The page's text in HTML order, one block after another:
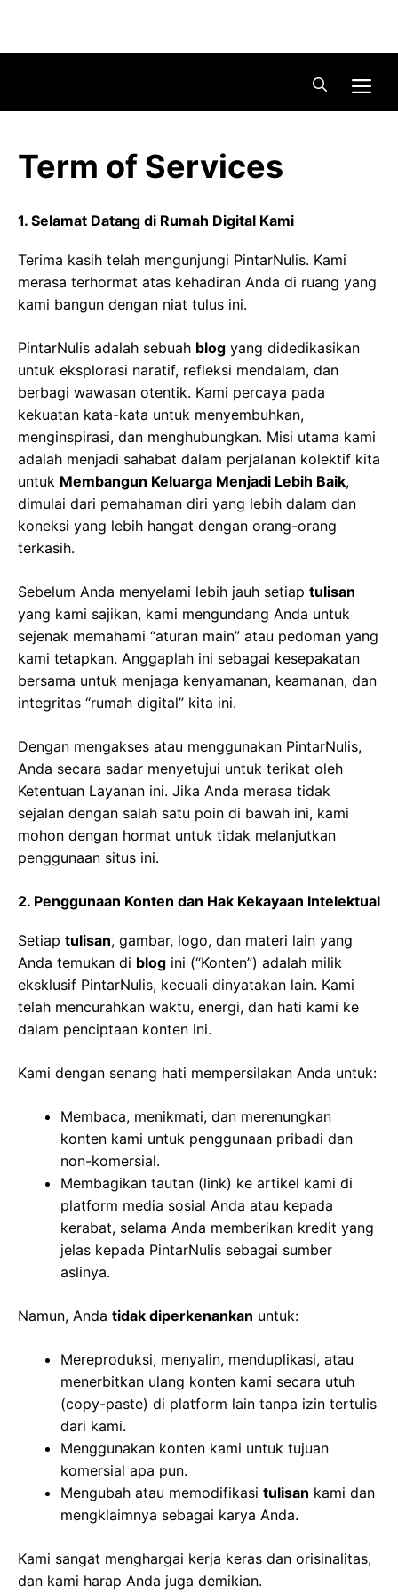
content
Term of Services
1. Selamat Datang di Rumah Digital Kami
Terima kasih telah mengunjungi PintarNulis. Kami
merasa terhormat atas kehadiran Anda di ruang yang
kami bangun dengan niat tulus ini.
PintarNulis adalah sebuah blog yang didedikasikan
untuk eksplorasi naratif, refleksi mendalam, dan
berbagi wawasan otentik. Kami percaya pada
kekuatan kata-kata untuk menyembuhkan,
menginspirasi, dan menghubungkan. Misi utama kami
adalah menjadi sahabat dalam perjalanan kolektif kita
untuk Membangun Keluarga Menjadi Lebih Baik,
dimulai dari pemahaman diri yang lebih dalam dan
koneksi yang lebih hangat dengan orang-orang
terkasih.
Sebelum Anda menyelami lebih jauh setiap tulisan
yang kami sajikan, kami mengundang Anda untuk
sejenak memahami “aturan main” atau pedoman yang
kami tetapkan. Anggaplah ini sebagai kesepakatan
bersama untuk menjaga kenyamanan, keamanan, dan
integritas “rumah digital” kita ini.
Dengan mengakses atau menggunakan PintarNulis,
Anda secara sadar menyetujui untuk terikat oleh
Ketentuan Layanan ini. Jika Anda merasa tidak
sejalan dengan salah satu poin di bawah ini, kami
mohon dengan hormat untuk tidak melanjutkan
penggunaan situs ini.
2. Penggunaan Konten dan Hak Kekayaan Intelektual
Setiap tulisan, gambar, logo, dan materi lain yang
Anda temukan di blog ini (“Konten”) adalah milik
eksklusif PintarNulis, kecuali dinyatakan lain. Kami
telah mencurahkan waktu, energi, dan hati kami ke
dalam penciptaan konten ini.
Kami dengan senang hati mempersilakan Anda untuk:
Membaca, menikmati, dan merenungkan
konten kami untuk penggunaan pribadi dan
non-komersial.
Membagikan tautan (link) ke artikel kami di
platform media sosial Anda atau kepada
kerabat, selama Anda memberikan kredit yang
jelas kepada PintarNulis sebagai sumber
aslinya.
Namun, Anda tidak diperkenankan untuk:
Mereproduksi, menyalin, menduplikasi, atau
menerbitkan ulang konten kami secara utuh
(copy-paste) di platform lain tanpa izin tertulis
dari kami.
Menggunakan konten kami untuk tujuan
komersial apa pun.
Mengubah atau memodifikasi tulisan kami dan
mengklaimnya sebagai karya Anda.
Kami sangat menghargai kerja keras dan orisinalitas,
dan kami harap Anda juga demikian.